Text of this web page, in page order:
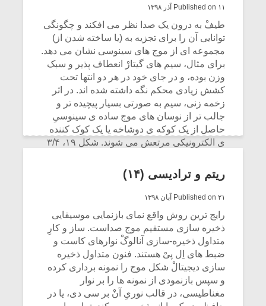
Published on ۱۱ آذر ۱۳۹۸
طیفْ به درون یک صدا نظر می افکند و چگونگی
توانایی آن را برای تجزیه به (یا ساخته شدن از)
مجموعه ای از موج های سینوسی نشان می دهد.
برای مثال، سیم های گیتارْ انعطاف پذیر و سبک
وزن بوده، و در جای خود در هر دو انتها تحت
کشش زیادی محکم نگه داشته شده اند. در اثر
زخمه زنی، سیم به صورتی بسیار پیچیده تر و
جالب تر از نوسان های موج ساده ی سینوسیِ
حاصل از یک کوکه ی دوشاخه یا یک کوک کننده
ی الکترونیکی مرتعش می شوند. شکل ۱۹، ۳/۴
مارتین را نشان می دهد. مشاهده کنید که شکل
موج در ابتدا بسیار پیچیده است و به سرعت بالا
و پایین می پَرَد.
CONTINUE READING
ریتم و ترادیسی (۱۴)
Published on ۲۱ آبان ۱۳۹۸
رایج ترین روش واقع نمای بازنمایی موسیقایی
ذخیره سازی مستقیم موج صداست. ساز و کارِ
متداول ذخیره-سازی آنالوگْ نوارهای کاست و
ضبط های اِل پیْ هستند. فنون متداول ذخیره
سازی دیجیتالْ شکل موج را نمونه برداری کرده
و سپس بازنمودی از نمونه ها را بر نوار
مغناطیسی، در قالب نوریِ آنْ بر سی دی، یا در